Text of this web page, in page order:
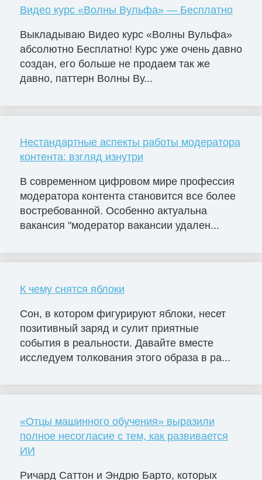
Видео курс «Волны Вульфа» — Бесплатно
Выкладываю Видео курс «Волны Вульфа»
абсолютно Бесплатно! Курс уже очень давно
создан, его больше не продаем так же
давно, паттерн Волны Ву...
Нестандартные аспекты работы модератора
контента: взгляд изнутри
В современном цифровом мире профессия
модератора контента становится все более
востребованной. Особенно актуальна
вакансия "модератор вакансии удален...
К чему снятся яблоки
Сон, в котором фигурируют яблоки, несет
позитивный заряд и сулит приятные
события в реальности. Давайте вместе
исследуем толкования этого образа в ра...
«Отцы машинного обучения» выразили
полное несогласие с тем, как развивается
ИИ
Ричард Саттон и Эндрю Барто, которых